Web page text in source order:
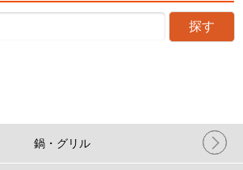
探す
鍋・グリル